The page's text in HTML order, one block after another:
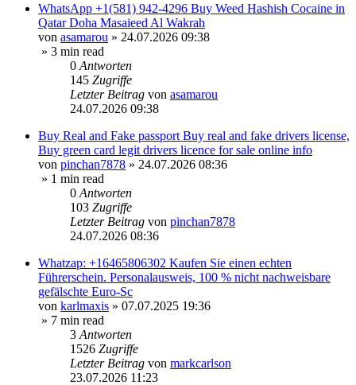
WhatsApp +1(581) 942-4296 Buy Weed Hashish Cocaine in
Qatar Doha Masaieed Al Wakrah
von asamarou » 24.07.2026 09:38
» 3 min read
0 Antworten
145 Zugriffe
Letzter Beitrag von asamarou
24.07.2026 09:38
Buy Real and Fake passport Buy real and fake drivers license,
Buy green card legit drivers licence for sale online info
von pinchan7878 » 24.07.2026 08:36
» 1 min read
0 Antworten
103 Zugriffe
Letzter Beitrag von pinchan7878
24.07.2026 08:36
Whatzap: +16465806302 Kaufen Sie einen echten
Führerschein. Personalausweis, 100 % nicht nachweisbare
gefälschte Euro-Sc
von karlmaxis » 07.07.2025 19:36
» 7 min read
3 Antworten
1526 Zugriffe
Letzter Beitrag von markcarlson
23.07.2026 11:23